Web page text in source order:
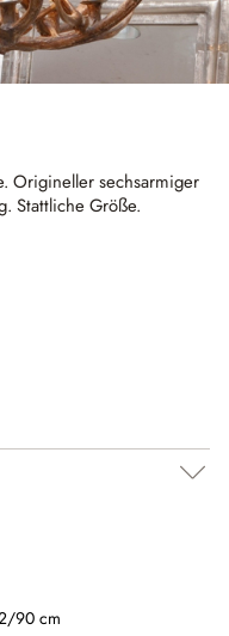
Origineller sechsarmiger
Stattliche Größe.
90 cm